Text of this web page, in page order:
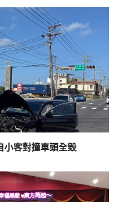
客對撞車頭全毀